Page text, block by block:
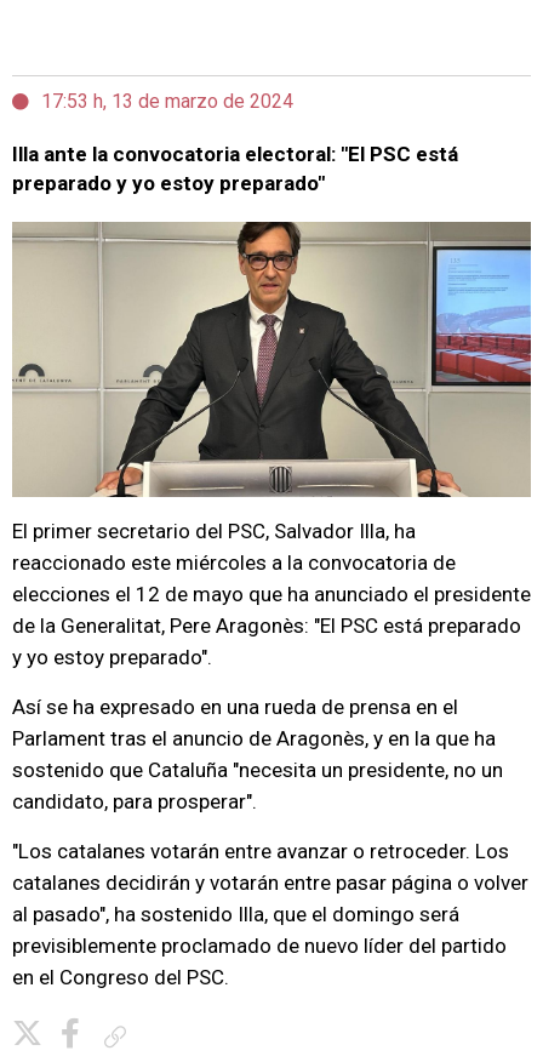
17:53 h, 13 de marzo de 2024
Illa ante la convocatoria electoral: "El PSC está
preparado y yo estoy preparado"
El primer secretario del PSC, Salvador Illa, ha
reaccionado este miércoles a la convocatoria de
elecciones el 12 de mayo que ha anunciado el presidente
de la Generalitat, Pere Aragonès: "El PSC está preparado
y yo estoy preparado".
Así se ha expresado en una rueda de prensa en el
Parlament tras el anuncio de Aragonès, y en la que ha
sostenido que Cataluña "necesita un presidente, no un
candidato, para prosperar".
"Los catalanes votarán entre avanzar o retroceder. Los
catalanes decidirán y votarán entre pasar página o volver
al pasado", ha sostenido Illa, que el domingo será
previsiblemente proclamado de nuevo líder del partido
en el Congreso del PSC.